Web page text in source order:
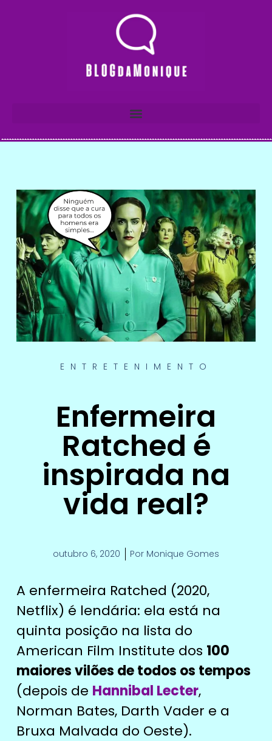
ENTRETENIMENTO
Enfermeira
Ratched é
inspirada na
vida real?
outubro 6, 2020 Por Monique Gomes
A enfermeira Ratched (2020,
Netflix) é lendária: ela está na
quinta posição na lista do
American Film Institute dos 100
maiores vilões de todos os tempos
(depois de Hannibal Lecter,
Norman Bates, Darth Vader e a
Bruxa Malvada do Oeste).